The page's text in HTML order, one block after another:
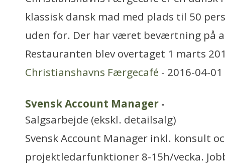
klassisk dansk mad med plads til 50
uden for. Der har været beværtning på
Restauranten blev overtaget 1 marts
Christianshavns Færgecafé - 2016-04-
Svensk Account Manager -
Salgsarbejde (ekskl. detailsalg)
Svensk Account Manager inkl. konsult
projektledarfunktioner 8-15h/vecka.